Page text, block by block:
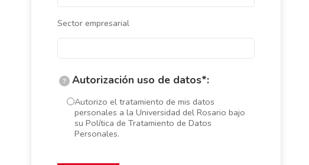
Sector empresarial
? Autorización uso de datos*:
Autorizo el tratamiento de mis datos
personales a la Universidad del Rosario bajo
su Política de Tratamiento de Datos
Personales.